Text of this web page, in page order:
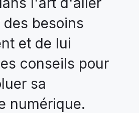
besoins
et de lui
conseils pour
sa
numérique.